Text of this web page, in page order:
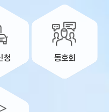
청 동호회